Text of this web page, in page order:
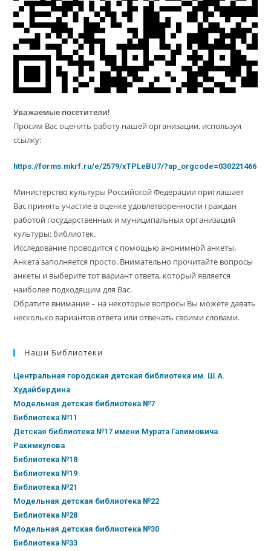
Уважаемые посетители!
Просим Вас оценить работу нашей организации, используя
ссылку:
https://forms.mkrf.ru/e/2579/xTPLeBU7/?ap_orgcode=030221466
Министерство культуры Российской Федерации приглашает
Вас принять участие в оценке удовлетворенности граждан
работой государственных и муниципальных организаций
культуры: библиотек.
Исследование проводится с помощью анонимной анкеты.
Анкета заполняется просто. Внимательно прочитайте вопросы
анкеты и выберите тот вариант ответа, который является
наиболее подходящим для Вас.
Обратите внимание – на некоторые вопросы Вы можете давать
несколько вариантов ответа или отвечать своими словами.
Наши Библиотеки
Центральная городская детская библиотека им. Ш.А.
Худайбердина
Модельная детская библиотека №7
Библиотека №11
Детская библиотека №17 имени Мурата Галимовича
Рахимкулова
Библиотека №18
Библиотека №19
Библиотека №21
Модельная детская библиотека №22
Библиотека №28
Модельная детская библиотека №30
Библиотека №33